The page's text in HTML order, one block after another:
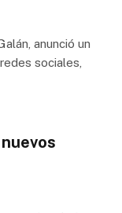
anunció un
sociales,